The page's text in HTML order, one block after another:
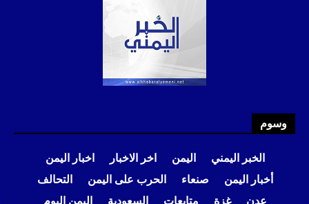
وسوم
الخبر اليمني اليمن اخر الاخبار
اخبار اليمن
أخبار اليمن
صنعاء الحرب على اليمن
التحالف